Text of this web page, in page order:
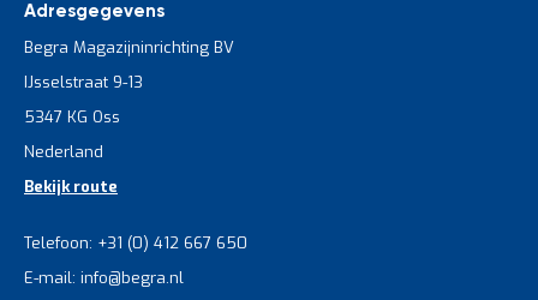
Adresgegevens
Begra Magazijninrichting BV
IJsselstraat 9-13
5347 KG Oss
Nederland
Bekijk route
Telefoon: +31 (0) 412 667 650
E-mail: info@begra.nl